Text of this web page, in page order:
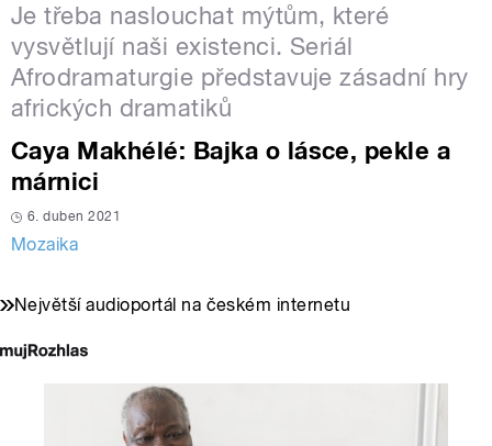
Je třeba naslouchat mýtům, které
vysvětlují naši existenci. Seriál
Afrodramaturgie představuje zásadní hry
afrických dramatiků
Caya Makhélé: Bajka o lásce, pekle a
márnici
6. duben 2021
Mozaika
Největší audioportál na českém internetu